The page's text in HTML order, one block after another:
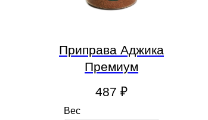
Приправа Аджика
Премиум
487 ₽
Вес